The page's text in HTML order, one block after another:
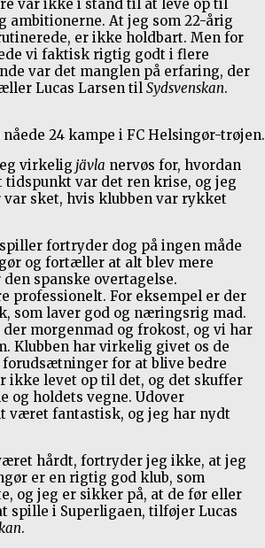
var ikke i stand til at leve op til
ambitionerne. At jeg som 22-årig
er ikke holdbart. Men for
vi faktisk rigtig godt i flere
var det manglen på erfaring, der
Lucas Larsen til Sydsvenskan.
24 kampe i FC Helsingør-
virkelig jävla nervøs for, hvordan
tidspunkt var det ren krise, og jeg
sket, hvis klubben var rykket
fortryder dog på ingen måde
og fortæller at alt blev mere
spanske overtagelse.
professionelt. For eksempel er der
som laver god og næringsrig mad.
morgenmad og frokost, og vi har
Klubben har virkelig givet os de
forudsætninger for at blive bedre
ikke levet op til det, og det skuffer
og holdets vegne. Udover
været fantastisk, og jeg har nydt
hårdt, fortryder jeg ikke, at jeg
er en rigtig god klub, som
og jeg er sikker på, at de før eller
spille i Superligaen, tilføjer Lucas
.